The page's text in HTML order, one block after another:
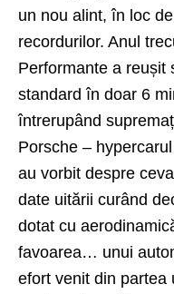
un nou alint, în loc
recordurilor. Anul
Performante a reușit
standard în doar 6
întrerupând
Porsche –
au vorbit despre
date uitării curând
dotat cu
favoarea… unui
efort venit din partea